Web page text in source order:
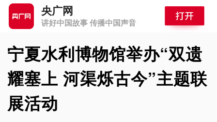
央广网
讲好中国故事 传播中国声音
宁夏水利博物馆举办“双遗
耀塞上 河渠烁古今”主题联
展活动